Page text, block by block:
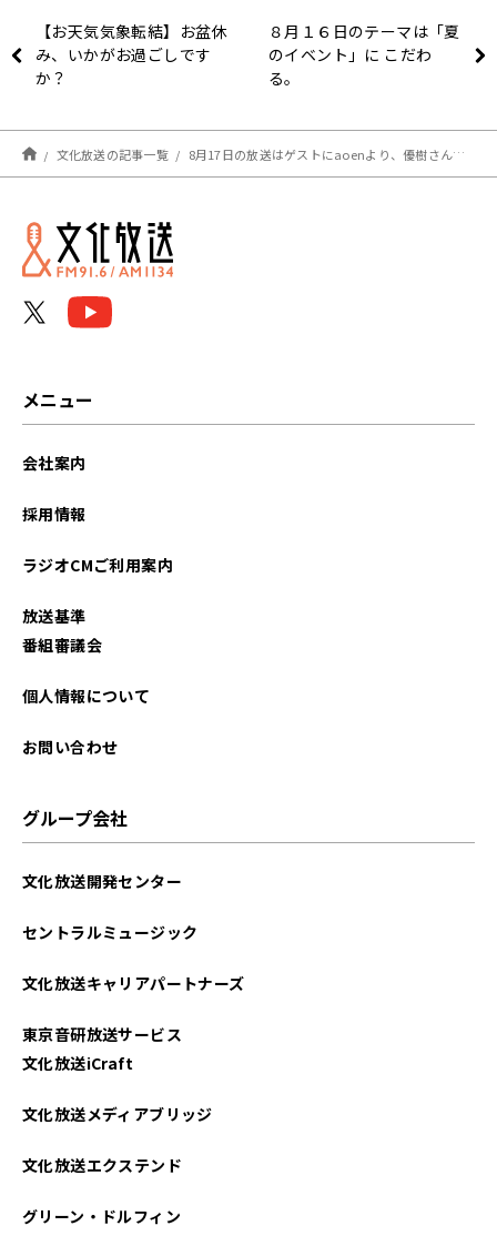
【お天気気象転結】お盆休
み、いかがお過ごしです
か？
８月１６日のテーマは「夏
のイベント」に こだわ
る。
文化放送の記事一覧 8月17日の放送はゲストにaoenより、優樹さんと琉楓さんが登場！『アインシュタイン・山崎紘菜 Heat&Heart!』
メニュー
会社案内
採用情報
ラジオCMご利用案内
放送基準
番組審議会
個人情報について
お問い合わせ
グループ会社
文化放送開発センター
セントラルミュージック
文化放送キャリアパートナーズ
東京音研放送サービス
文化放送iCraft
文化放送メディアブリッジ
文化放送エクステンド
グリーン・ドルフィン